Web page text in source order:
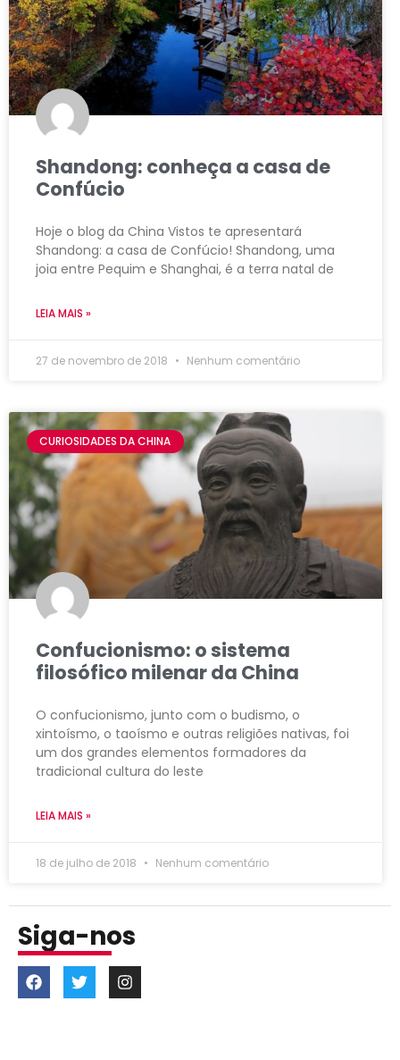
Shandong: conheça a casa de
Confúcio
Hoje o blog da China Vistos te apresentará
Shandong: a casa de Confúcio! Shandong, uma
joia entre Pequim e Shanghai, é a terra natal de
LEIA MAIS »
27 de novembro de 2018 Nenhum comentário
CURIOSIDADES DA CHINA
Confucionismo: o sistema
filosófico milenar da China
O confucionismo, junto com o budismo, o
xintoísmo, o taoísmo e outras religiões nativas, foi
um dos grandes elementos formadores da
tradicional cultura do leste
LEIA MAIS »
18 de julho de 2018 Nenhum comentário
Siga-nos